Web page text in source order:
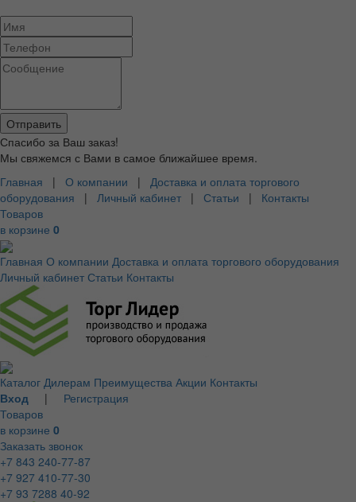
Спасибо за Ваш заказ!
Мы свяжемся с Вами в самое ближайшее время.
Главная | О компании | Доставка и оплата торгового
оборудования | Личный кабинет | Статьи | Контакты
Товаров
в корзине 0
Главная О компании Доставка и оплата торгового оборудования
Личный кабинет Статьи Контакты
Каталог Дилерам Преимущества Акции Контакты
Вход | Регистрация
Товаров
в корзине 0
Заказать звонок
+7 843 240-77-87
+7 927 410-77-30
+7 93 7288 40-92